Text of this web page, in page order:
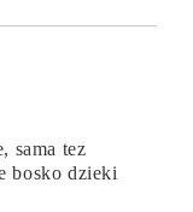
sama tez
bosko dzieki